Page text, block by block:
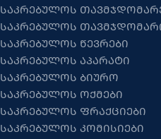
საკრებულოს
საკრებულოს
საკრებულოს წევრები
საკრებულოს აპარატი
საკრებულოს ბიურო
საკრებულოს ოქმები
საკრებულოს ფრაქციები
საკრებულოს კომისიები